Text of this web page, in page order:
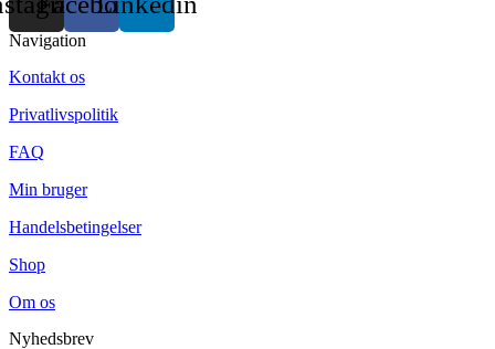
Navigation
Kontakt os
Privatlivspolitik
FAQ
Min bruger
Handelsbetingelser
Shop
Om os
Nyhedsbrev